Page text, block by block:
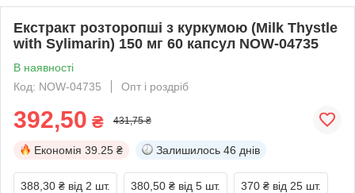
Екстракт розторопші з куркумою (Milk Thystle
with Sylimarin) 150 мг 60 капсул NOW-04735
В наявності
Код: NOW-04735
Опт і роздріб
392,50 ₴ 431,75 ₴
Економія 39.25 ₴ Залишилось 46 днів
388,30 ₴ від 2 шт. 380,50 ₴ від 5 шт. 370 ₴ від 25 шт.